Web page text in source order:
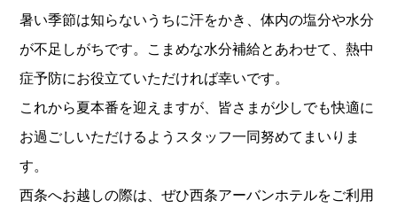
暑い季節は知らないうちに汗をかき、体内の塩分や水分
が不足しがちです。こまめな水分補給とあわせて、熱中
症予防にお役立ていただければ幸いです。
これから夏本番を迎えますが、皆さまが少しでも快適に
お過ごしいただけるようスタッフ一同努めてまいりま
す。
西条へお越しの際は、ぜひ西条アーバンホテルをご利用